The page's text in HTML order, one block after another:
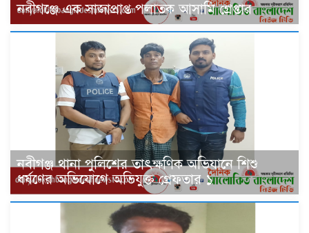
‎নবীগঞ্জে এক সাজাপ্রাপ্ত পলাতক আসামি গ্রেপ্তার
নবীগঞ্জ থানা পুলিশের তাৎক্ষণিক অভিযানে শিশু
ধর্ষণের অভিযোগে অভিযুক্ত গ্রেফতার ১